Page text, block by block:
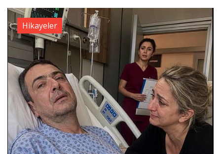
Hikayeler